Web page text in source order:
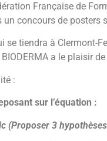
Française de
concours de posters
se tiendra à Clermont-
a le plaisir
:
sur l’équation :
(Proposer 3